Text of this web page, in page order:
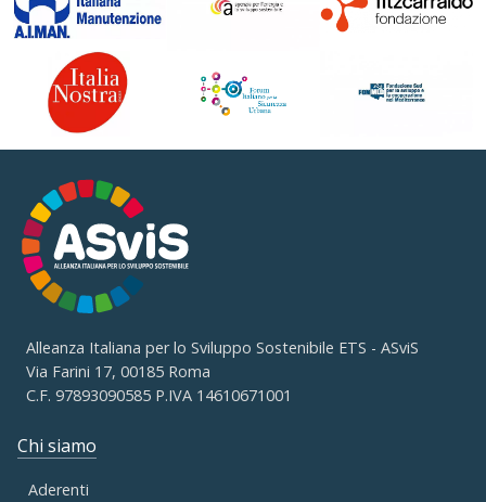
Alleanza Italiana per lo Sviluppo Sostenibile ETS - ASviS
Via Farini 17, 00185 Roma
C.F. 97893090585 P.IVA 14610671001
Chi siamo
Aderenti